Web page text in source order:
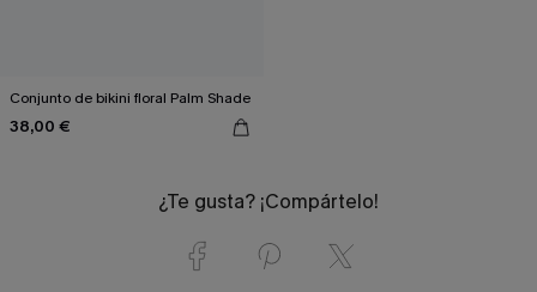
Conjunto de bikini floral Palm Shade
38,00 €
¿Te gusta? ¡Compártelo!